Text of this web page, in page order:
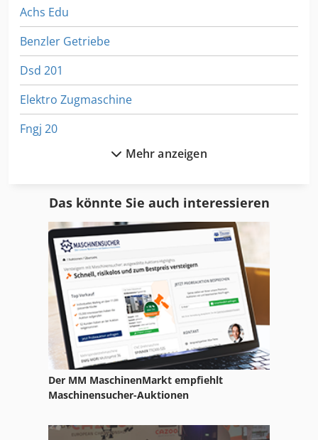
Achs Edu
Benzler Getriebe
Dsd 201
Elektro Zugmaschine
Fngj 20
Hsc 20 Linear
International 2674
Kgs 1670
Leit Und Zugspindeldrehmaschine
Ls 703
Mehr anzeigen
Das könnte Sie auch interessieren
Der MM MaschinenMarkt empfiehlt
Maschinensucher-Auktionen